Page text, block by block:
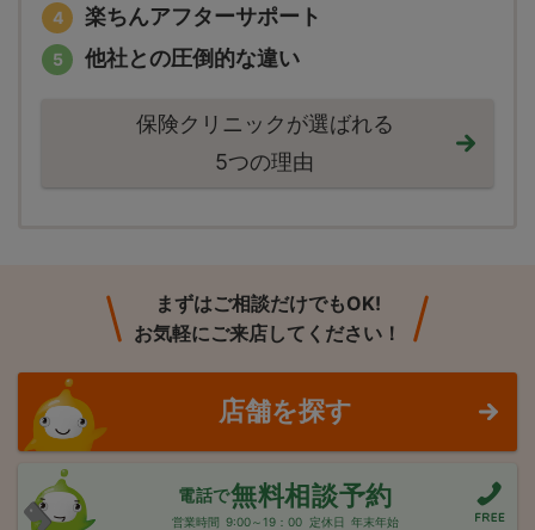
楽ちんアフターサポート
他社との圧倒的な違い
保険クリニックが選ばれる
5つの理由
まずはご相談だけでもOK!
お気軽にご来店してください！
店舗を探す
電話で無料相談予約
営業時間 9:00～19：00 定休日 年末年始